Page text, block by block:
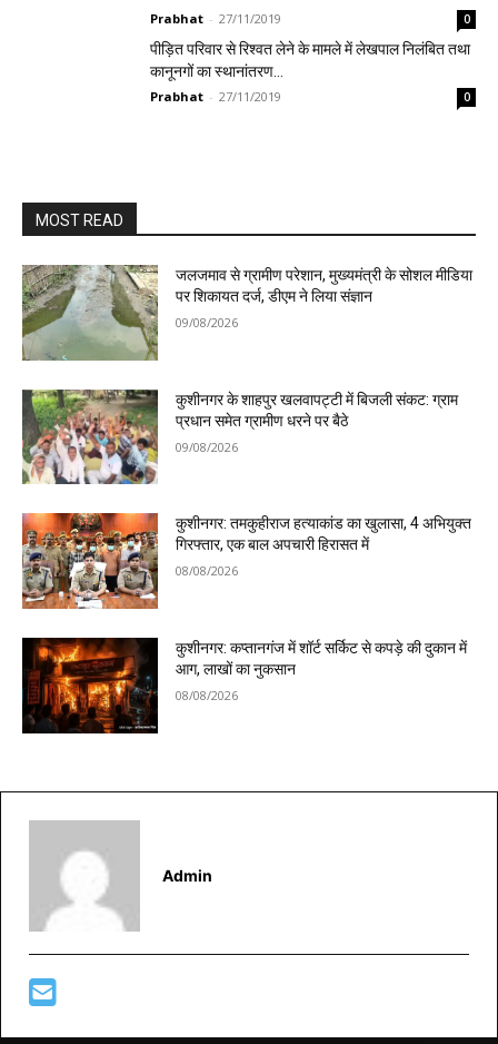
Prabhat - 27/11/2019 0
पीड़ित परिवार से रिश्वत लेने के मामले में लेखपाल निलंबित तथा
कानूनगों का स्थानांतरण…
Prabhat - 27/11/2019 0
MOST READ
जलजमाव से ग्रामीण परेशान, मुख्यमंत्री के सोशल मीडिया
पर शिकायत दर्ज, डीएम ने लिया संज्ञान
09/08/2026
कुशीनगर के शाहपुर खलवापट्टी में बिजली संकट: ग्राम
प्रधान समेत ग्रामीण धरने पर बैठे
09/08/2026
कुशीनगर: तमकुहीराज हत्याकांड का खुलासा, 4 अभियुक्त
गिरफ्तार, एक बाल अपचारी हिरासत में
08/08/2026
कुशीनगर: कप्तानगंज में शॉर्ट सर्किट से कपड़े की दुकान में
आग, लाखों का नुकसान
08/08/2026
Admin